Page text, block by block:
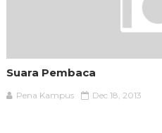
Suara Pembaca
Pena Kampus Dec 18, 2013